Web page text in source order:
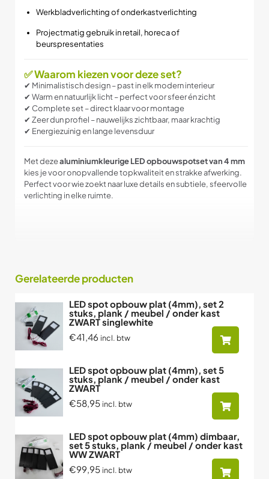
Werkbladverlichting of onderkastverlichting
Projectmatig gebruik in retail, horeca of
beurspresentaties
✅ Waarom kiezen voor deze set?
✔ Minimalistisch design – past in elk modern interieur
✔ Warm en natuurlijk licht – perfect voor sfeer én zicht
✔ Complete set – direct klaar voor montage
✔ Zeer dun profiel – nauwelijks zichtbaar, maar krachtig
✔ Energiezuinig en lange levensduur
Met dezealuminiumkleurige LED opbouwspotset van 4 mm
kies je voor onopvallende topkwaliteit en strakke afwerking.
Perfect voor wie zoekt naar luxe details en subtiele, sfeervolle
verlichting in elke ruimte.
Gerelateerde producten
LED spot opbouw plat (4mm), set 2
stuks, plank / meubel / onder kast
ZWART singlewhite
€41,46 incl. btw
LED spot opbouw plat (4mm), set 5
stuks, plank / meubel / onder kast
ZWART
€58,95 incl. btw
LED spot opbouw plat (4mm) dimbaar,
set 5 stuks, plank / meubel / onder kast
WW ZWART
€99,95 incl. btw